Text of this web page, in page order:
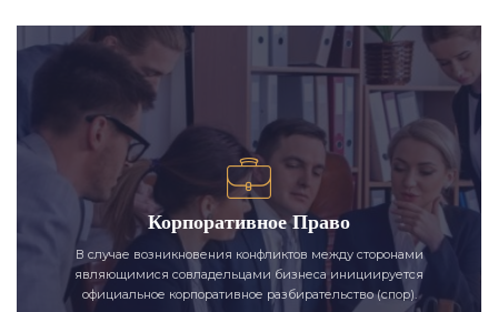
Корпоративное Право
В случае возникновения конфликтов между сторонами
являющимися совладельцами бизнеса инициируется
официальное корпоративное разбирательство (спор).